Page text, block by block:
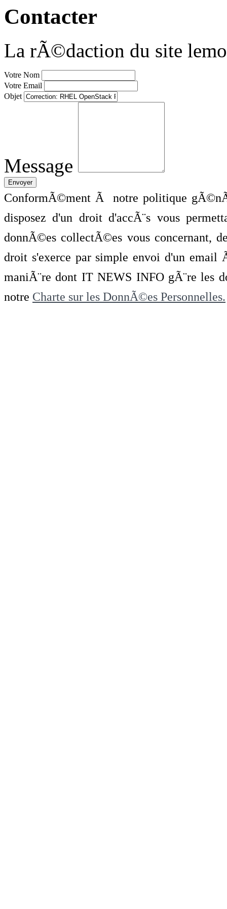
Contacter
La rÃ©daction du site
Votre Nom
Votre Email
Objet
Message
ConformÃ©ment Ã notre politique
disposez d'un droit d'accÃ¨s vous
donnÃ©es collectÃ©es vous concernant,
droit s'exerce par simple envoi d'un
maniÃ¨re dont IT NEWS INFO gÃ¨re les
notre Charte sur les DonnÃ©es Personnelles.